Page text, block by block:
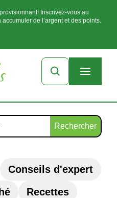
Inscrivez-vous au
de l’argent et des points.
Rechercher
Conseils d'expert
Recettes